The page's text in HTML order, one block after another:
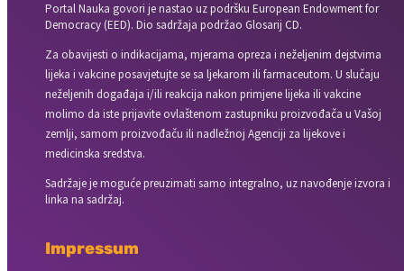
Portal Nauka govori je nastao uz podršku European Endowment for
Democracy (EED). Dio sadržaja podržao Glosarij CD.
Za obavijesti o indikacijama, mjerama opreza i neželjenim dejstvima
lijeka i vakcine posavjetujte se sa ljekarom ili farmaceutom. U slučaju
neželjenih događaja i/ili reakcija nakon primjene lijeka ili vakcine
molimo da iste prijavite ovlaštenom zastupniku proizvođača u Vašoj
zemlji, samom proizvođaču ili nadležnoj Agenciji za lijekove i
medicinska sredstva.
Sadržaje je moguće preuzimati samo integralno, uz navođenje izvora i
linka na sadržaj.
Impressum